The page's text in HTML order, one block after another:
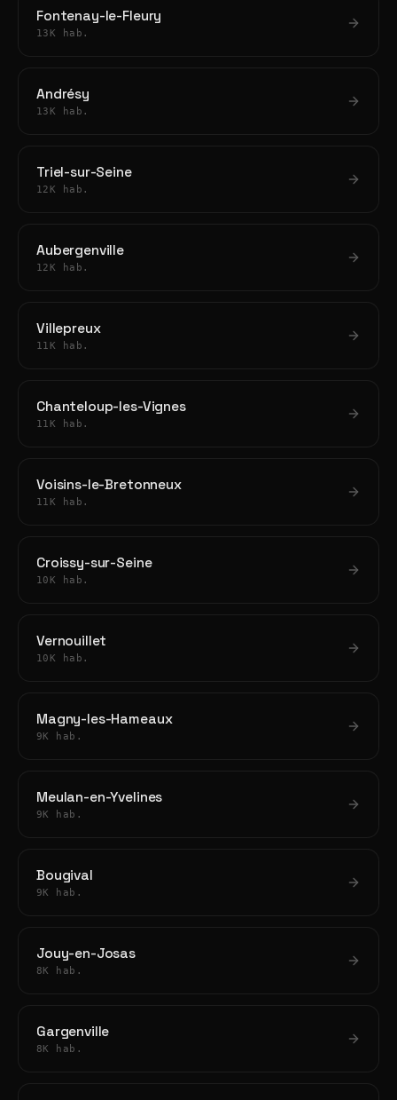
Fontenay-le-Fleury
13K hab.
Andrésy
13K hab.
Triel-sur-Seine
12K hab.
Aubergenville
12K hab.
Villepreux
11K hab.
Chanteloup-les-Vignes
11K hab.
Voisins-le-Bretonneux
11K hab.
Croissy-sur-Seine
10K hab.
Vernouillet
10K hab.
Magny-les-Hameaux
9K hab.
Meulan-en-Yvelines
9K hab.
Bougival
9K hab.
Jouy-en-Josas
8K hab.
Gargenville
8K hab.